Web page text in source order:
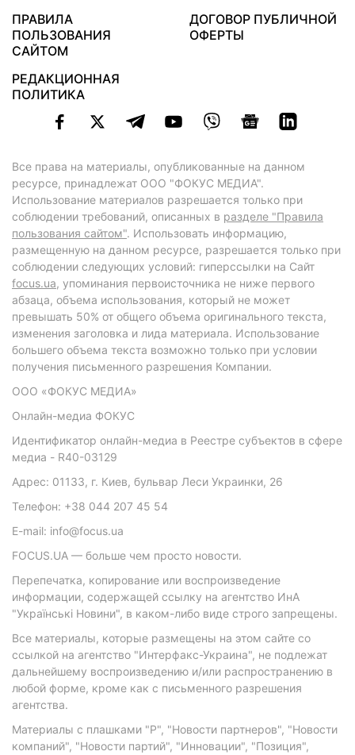
ПРАВИЛА
ПОЛЬЗОВАНИЯ
САЙТОМ
ДОГОВОР ПУБЛИЧНОЙ
ОФЕРТЫ
РЕДАКЦИОННАЯ
ПОЛИТИКА
Все права на материалы, опубликованные на данном
ресурсе, принадлежат ООО "ФОКУС МЕДИА".
Использование материалов разрешается только при
соблюдении требований, описанных в разделе "Правила
пользования сайтом". Использовать информацию,
размещенную на данном ресурсе, разрешается только при
соблюдении следующих условий: гиперссылки на Сайт
focus.ua, упоминания первоисточника не ниже первого
абзаца, объема использования, который не может
превышать 50% от общего объема оригинального текста,
изменения заголовка и лида материала. Использование
большего объема текста возможно только при условии
получения письменного разрешения Компании.
ООО «ФОКУС МЕДИА»
Онлайн-медиа ФОКУС
Идентификатор онлайн-медиа в Реестре субъектов в сфере
медиа - R40-03129
Адрес: 01133, г. Киев, бульвар Леси Украинки, 26
Телефон: +38 044 207 45 54
E-mail: info@focus.ua
FOCUS.UA — больше чем просто новости.
Перепечатка, копирование или воспроизведение
информации, содержащей ссылку на агентство ИнА
"Українські Новини", в каком-либо виде строго запрещены.
Все материалы, которые размещены на этом сайте со
ссылкой на агентство "Интерфакс-Украина", не подлежат
дальнейшему воспроизведению и/или распространению в
любой форме, кроме как с письменного разрешения
агентства.
Материалы с плашками "Р", "Новости партнеров", "Новости
компаний", "Новости партий", "Инновации", "Позиция",